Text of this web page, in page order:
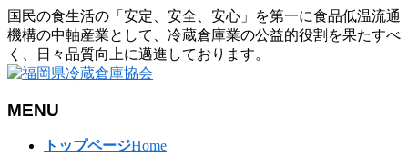
国民の食生活の「安定、安全、安心」を第一に食品低温流通
機構の中軸産業として、冷蔵倉庫業の公益的役割を果たすべ
く、日々品質向上に邁進しております。
MENU
トップページHome